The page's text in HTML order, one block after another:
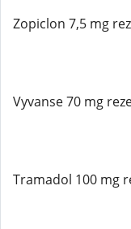
Zopiclon 7,5 mg
Vyvanse 70 mg
Tramadol 100 mg